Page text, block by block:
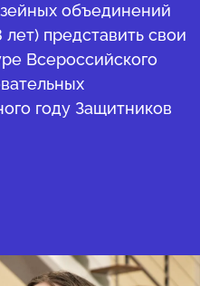
объединений
представить свои
Всероссийского
году Защитников